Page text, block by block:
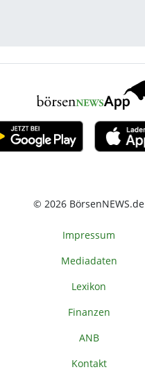
© 2026 BörsenNEWS.de
Impressum
Mediadaten
Lexikon
Finanzen
ANB
Kontakt